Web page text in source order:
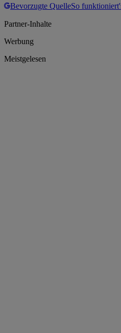
Bevorzugte QuelleSo
Partner-Inhalte
Werbung
Meistgelesen